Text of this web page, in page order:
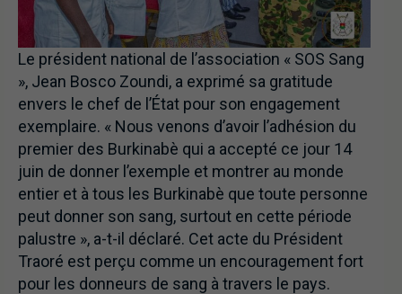
Le président national de l’association « SOS Sang
», Jean Bosco Zoundi, a exprimé sa gratitude
envers le chef de l’État pour son engagement
exemplaire. « Nous venons d’avoir l’adhésion du
premier des Burkinabè qui a accepté ce jour 14
juin de donner l’exemple et montrer au monde
entier et à tous les Burkinabè que toute personne
peut donner son sang, surtout en cette période
palustre », a-t-il déclaré. Cet acte du Président
Traoré est perçu comme un encouragement fort
pour les donneurs de sang à travers le pays.